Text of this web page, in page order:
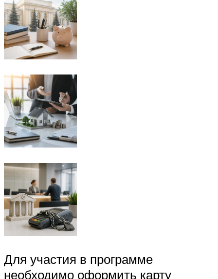
Для участия в программе
необходимо оформить карту